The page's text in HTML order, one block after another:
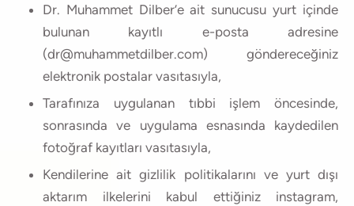
Dr. Muhammet Dilber’e ait sunucusu yurt içinde
bulunan kayıtlı e-posta adresine
(dr@muhammetdilber.com) göndereceğiniz
elektronik postalar vasıtasıyla,
Tarafınıza uygulanan tıbbi işlem öncesinde,
sonrasında ve uygulama esnasında kaydedilen
fotoğraf kayıtları vasıtasıyla,
Kendilerine ait gizlilik politikalarını ve yurt dışı
aktarım ilkelerini kabul ettiğiniz instagram,